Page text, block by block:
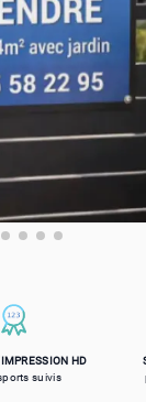
HD
suivis